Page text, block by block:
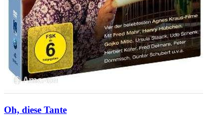
Oh, diese Tante